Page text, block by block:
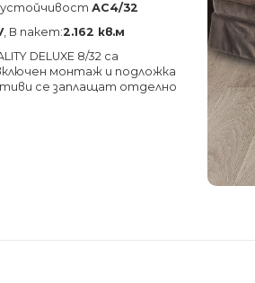
АС4/32
, В пакет:2.162 кв.м
DELUXE 8/32 са
монтаж и подложка
се заплащат отделно